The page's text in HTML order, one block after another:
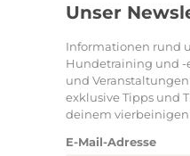
Unser
Informationen rund
Hundetraining und -
und
exklusive Tipps und
deinem vierbeinigen
E-Mail-Adresse